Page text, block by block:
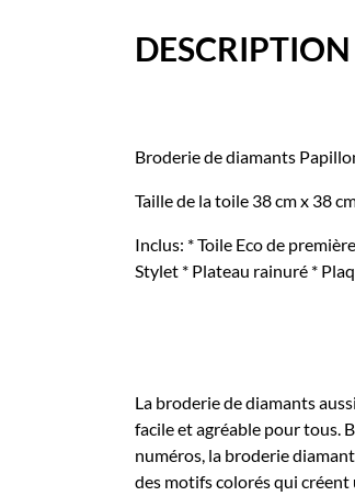
DESCRIPTION
Broderie de diamants
Taille de la toile 38 cm x 38
Inclus: * Toile Eco de
Stylet * Plateau rainuré *
La broderie de diamants
facile et agréable pour tous.
numéros, la broderie
des motifs colorés qui